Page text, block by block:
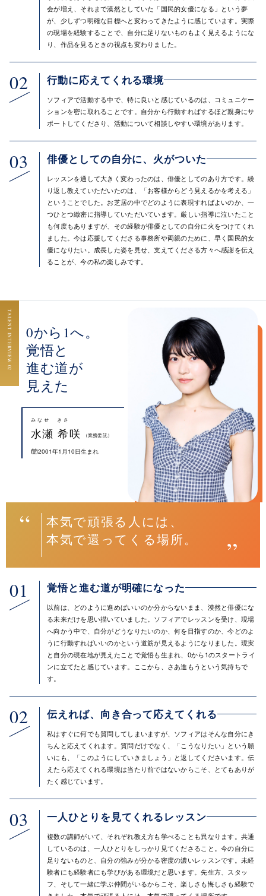
会が増え、それまで漠然としていた「国民的女優になる」という夢
が、少しずつ明確な目標へと変わってきたように感じています。実際
の現場を経験することで、自分に足りないものもよく見えるようにな
り、作品を見るときの視点も変わりました。
02 行動に応えてくれる環境
ソフィアで活動する中で、特に良いと感じているのは、コミュニケー
ションを密に取れることです。自分から行動すればするほど親身にサ
ポートしてくださり、活動について相談しやすい環境があります。
03 俳優としての自分に、火がついた
レッスンを通して大きく変わったのは、俳優としてのあり方です。繰
り返し教えていただいたのは、「お客様からどう見えるかを考える」
ということでした。お芝居の中でどのように表現すればよいのか、一
つひとつ緻密に指導していただいています。厳しい指導に泣いたこと
も何度もありますが、その経験が俳優としての自分に火をつけてくれ
ました。今は応援してくださる事務所や両親のために、早く国民的女
優になりたい。成長した姿を見せ、支えてくださる方々へ感謝を伝え
ることが、今の私の楽しみです。
TALENT INTERVIEW 02
0から1へ。
覚悟と
進む道が
見えた
みなせ きさ
水瀬 希咲 （業務委託）
2001年1月10日生まれ
本気で頑張る人には、
本気で還ってくる場所。
01 覚悟と進む道が明確になった
以前は、どのように進めばいいのか分からないまま、漠然と俳優にな
る未来だけを思い描いていました。ソフィアでレッスンを受け、現場
へ向かう中で、自分がどうなりたいのか、何を目指すのか、今どのよ
うに行動すればいいのかという道筋が見えるようになりました。現実
と自分の現在地が見えたことで覚悟も生まれ、0から1のスタートライ
ンに立てたと感じています。ここから、さあ進もうという気持ちで
す。
02 伝えれば、向き合って応えてくれる
私はすぐに何でも質問してしまいますが、ソフィアはそんな自分にき
ちんと応えてくれます。質問だけでなく、「こうなりたい」という願
いにも、「このようにしていきましょう」と返してくださいます。伝
えたら応えてくれる環境は当たり前ではないからこそ、とてもありが
たく感じています。
03 一人ひとりを見てくれるレッスン
複数の講師がいて、それぞれ教え方も学べることも異なります。共通
しているのは、一人ひとりをしっかり見てくださること。今の自分に
足りないものと、自分の強みが分かる密度の濃いレッスンです。未経
験者にも経験者にも学びがある環境だと思います。先生方、スタッ
フ、そして一緒に学ぶ仲間がいるからこそ、楽しさも悔しさも経験で